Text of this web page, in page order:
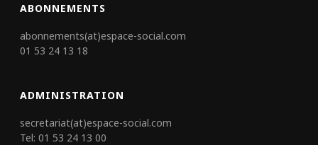
ABONNEMENTS
abonnements(at)espace-social.com
01 53 24 13 18
ADMINISTRATION
secretariat(at)espace-social.com
Tel: 01 53 24 13 00